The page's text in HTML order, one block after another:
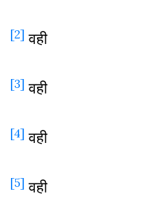
[2] वही
[3] वही
[4] वही
[5] वही